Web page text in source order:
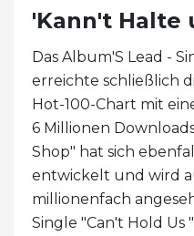
'Kann't Halte
Das Album'S Lead -
erreichte schließlich
Hot-100-Chart mit
6 Millionen
Shop" hat sich
entwickelt und wird
millionenfach
Single "Can't Hold